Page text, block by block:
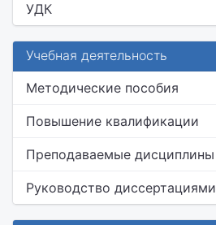
УДК
Учебная деятельность
Методические пособия
Повышение квалификации
Преподаваемые дисциплины
Руководство диссертациями